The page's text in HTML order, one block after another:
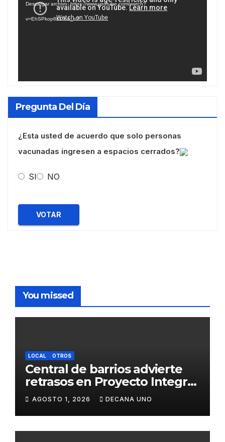
vídeo
Descargar archivo: https://www.youtube.com/watch?
v=EhSPkop8KPY&_=2
Pregunta Del Día
¿Esta usted de acuerdo que solo personas
vacunadas ingresen a espacios cerrados?
SI NO
VOTAR
You missed
LOCAL OTROS
Central de barrios advierte
retrasos en Proyecto Integral
de Agua y Alcantarillado para
Juliaca
AGOSTO 1, 2026 DECANA UNO